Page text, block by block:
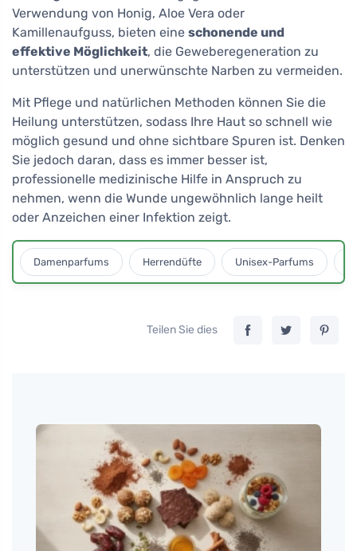
Verwendung von Honig, Aloe Vera oder
Kamillenaufguss, bieten eine schonende und
effektive Möglichkeit, die Geweberegeneration zu
unterstützen und unerwünschte Narben zu vermeiden.
Mit Pflege und natürlichen Methoden können Sie die
Heilung unterstützen, sodass Ihre Haut so schnell wie
möglich gesund und ohne sichtbare Spuren ist. Denken
Sie jedoch daran, dass es immer besser ist,
professionelle medizinische Hilfe in Anspruch zu
nehmen, wenn die Wunde ungewöhnlich lange heilt
oder Anzeichen einer Infektion zeigt.
Damenparfums Herrendüfte Unisex-Parfums
Teilen Sie dies